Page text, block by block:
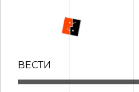
ВЕСТИ